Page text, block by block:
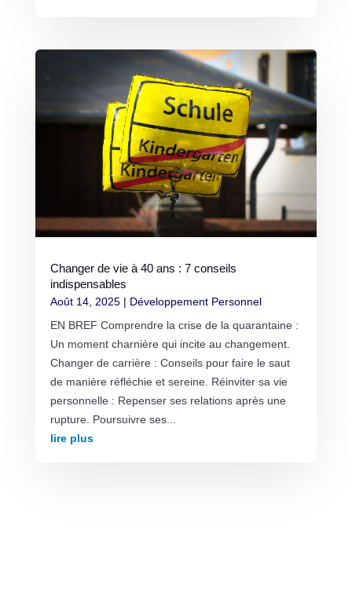
Changer de vie à 40 ans : 7 conseils
indispensables
Août 14, 2025| Développement Personnel
EN BREF Comprendre la crise de la quarantaine :
Un moment charnière qui incite au changement.
Changer de carrière : Conseils pour faire le saut
de manière réfléchie et sereine. Réinviter sa vie
personnelle : Repenser ses relations après une
rupture. Poursuivre ses...
lire plus